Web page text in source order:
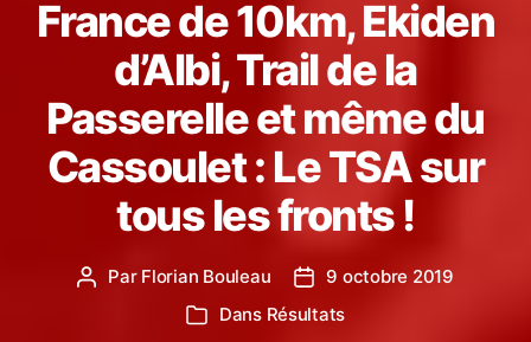
France de 10km, Ekiden
d’Albi, Trail de la
Passerelle et même du
Cassoulet : Le TSA sur
tous les fronts !
Auteur
Par Florian Bouleau
Date
de
l’article
9 octobre 2019
Catégories
Dans Résultats